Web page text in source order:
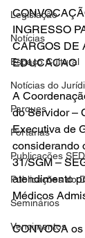
Legislação
Notícias
Espaço Cultural
Notícias do
Parques
Portarias
Publicações
Publicações do
Seminários
Vencimentos
INGRESSO
CARGOS DE
EDUCACAO
A
do Servidor –
Executiva de
considerando
31/SGM –
atendimento
Médicos
CONVOCA